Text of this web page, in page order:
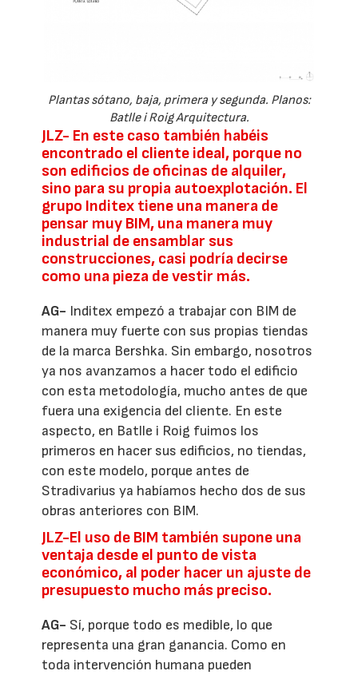
Plantas sótano, baja, primera y segunda. Planos:
Batlle i Roig Arquitectura.
JLZ- En este caso también habéis
encontrado el cliente ideal, porque no
son edificios de oficinas de alquiler,
sino para su propia autoexplotación. El
grupo Inditex tiene una manera de
pensar muy BIM, una manera muy
industrial de ensamblar sus
construcciones, casi podría decirse
como una pieza de vestir más.
AG- Inditex empezó a trabajar con BIM de
manera muy fuerte con sus propias tiendas
de la marca Bershka. Sin embargo, nosotros
ya nos avanzamos a hacer todo el edificio
con esta metodología, mucho antes de que
fuera una exigencia del cliente. En este
aspecto, en Batlle i Roig fuimos los
primeros en hacer sus edificios, no tiendas,
con este modelo, porque antes de
Stradivarius ya habíamos hecho dos de sus
obras anteriores con BIM.
JLZ-El uso de BIM también supone una
ventaja desde el punto de vista
económico, al poder hacer un ajuste de
presupuesto mucho más preciso.
AG- Sí, porque todo es medible, lo que
representa una gran ganancia. Como en
toda intervención humana pueden